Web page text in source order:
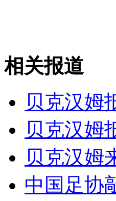
山西运城恶犬咬伤多人
女孩北京地铁殴打老人
无痛分娩是否安全 医生
相关报道
贝克汉姆
贝克汉姆
贝克汉姆
中国足协